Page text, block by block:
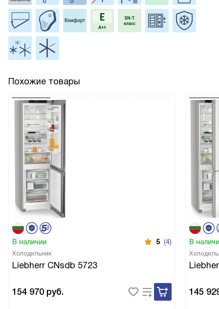
Похожие товары
В наличии 5 (4)
Холодильник
Liebherr CNsdb 5723
154 970 руб.
В
145